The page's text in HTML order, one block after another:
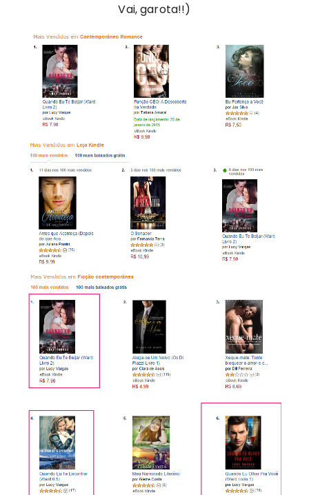
Vai, garota!!)